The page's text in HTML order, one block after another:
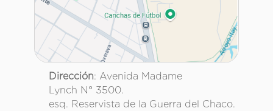
Dirección: Avenida Madame
Lynch N° 3500.
esq. Reservista de la Guerra del Chaco.